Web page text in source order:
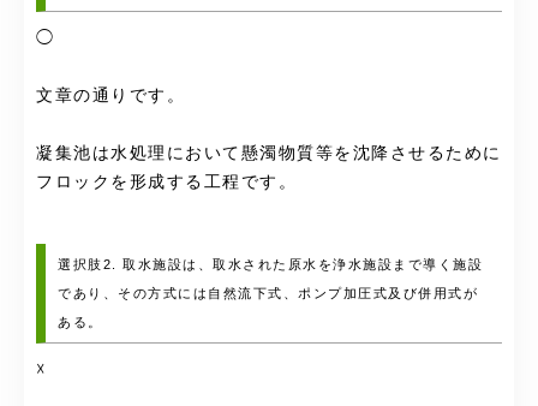
◯
文章の通りです。
凝集池は水処理において懸濁物質等を沈降させるために
フロックを形成する工程です。
選択肢2. 取水施設は、取水された原水を浄水施設まで導く施設
であり、その方式には自然流下式、ポンプ加圧式及び併用式が
ある。
☓